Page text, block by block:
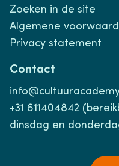
Zoeken in de site
Algemene
Privacy statement
Contact
+31 611404842
dinsdag en